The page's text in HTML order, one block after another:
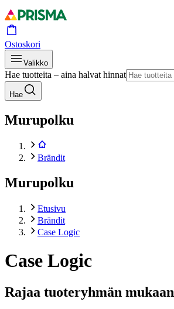
Ostoskori
Valikko
Hae tuotteita – aina halvat hinnat
Hae
Murupolku
Brändit
Murupolku
Etusivu
Brändit
Case Logic
Case Logic
Rajaa tuoteryhmän mukaan